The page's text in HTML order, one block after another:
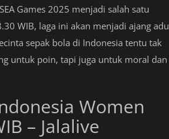
Games 2025 menjadi salah satu
WIB, laga ini akan menjadi ajang adu
sepak bola di Indonesia tentu tak
untuk poin, tapi juga untuk moral dan
Women
– Jalalive